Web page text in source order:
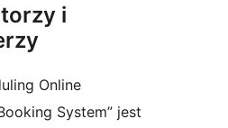
i
Online
System” jest